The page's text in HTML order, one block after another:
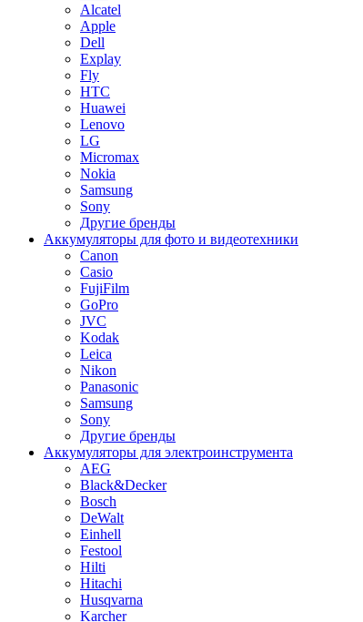
Alcatel
Apple
Dell
Explay
Fly
HTC
Huawei
Lenovo
LG
Micromax
Nokia
Samsung
Sony
Другие бренды
Аккумуляторы для фото и видеотехники
Canon
Casio
FujiFilm
GoPro
JVC
Kodak
Leica
Nikon
Panasonic
Samsung
Sony
Другие бренды
Аккумуляторы для электроинструмента
AEG
Black&Decker
Bosch
DeWalt
Einhell
Festool
Hilti
Hitachi
Husqvarna
Karcher